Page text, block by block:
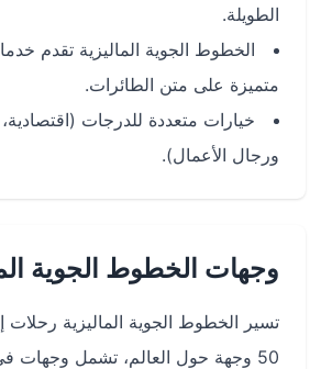
الطويلة.
الخطوط الجوية الماليزية تقدم خدمات
متميزة على متن الطائرات.
خيارات متعددة للدرجات (اقتصادية، درجة
ورجال الأعمال).
وجهات الخطوط الجوية
تسير الخطوط الجوية الماليزية رحلات إلى
50 وجهة حول العالم، تشمل وجهات في